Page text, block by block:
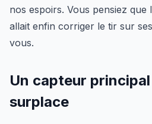
nos espoirs. Vous pensiez que
allait enfin corriger le tir sur
vous.
Un capteur
surplace